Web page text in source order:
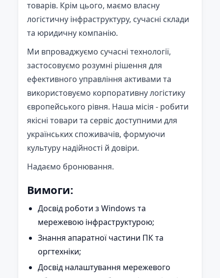
товарів. Крім цього, маємо власну
логістичну інфраструктуру, сучасні склади
та юридичну компанію.
Ми впроваджуємо сучасні технології,
застосовуємо розумні рішення для
ефективного управління активами та
використовуємо корпоративну логістику
європейського рівня. Наша місія - робити
якісні товари та сервіс доступними для
українських споживачів, формуючи
культуру надійності й довіри.
Надаємо бронювання.
Вимоги:
Досвід роботи з Windows та
мережевою інфраструктурою;
Знання апаратної частини ПК та
оргтехніки;
Досвід налаштування мережевого